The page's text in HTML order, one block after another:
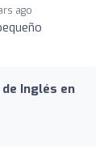
ago
Inglés en